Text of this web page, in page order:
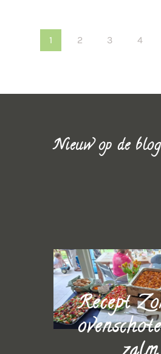
1 2 3 4
Nieuw op de blog
Recept